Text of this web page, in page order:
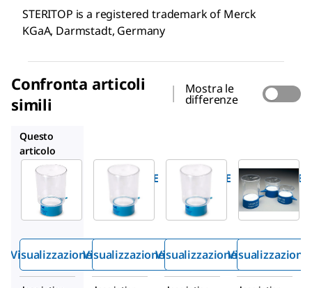
STERITOP is a registered trademark of Merck
KGaA, Darmstadt, Germany
Confronta articoli
simili
Mostra le
differenze
Questo
articolo
Millipore
S2GPT10RE
Unità
filtranti
Steritop®
Millipore
Visualizzazione rapida
Millipore
S2GPT02RE
Unità
filtranti
Steritop®
Millipore
Visualizzazione rapida
S2GPT01RE
Unità
filtranti
Steritop®
Millipore
Visualizzazione rapida